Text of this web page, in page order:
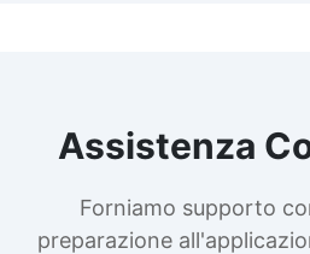
Assistenza
Forniamo supporto
preparazione